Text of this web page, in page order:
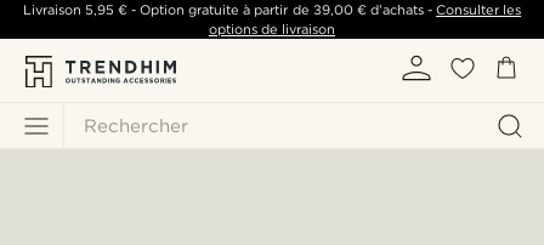
Rechercher
Livraison 5,95 €- Option gratuite à partir de 39,00 €d'achats -Consulter les
options de livraison